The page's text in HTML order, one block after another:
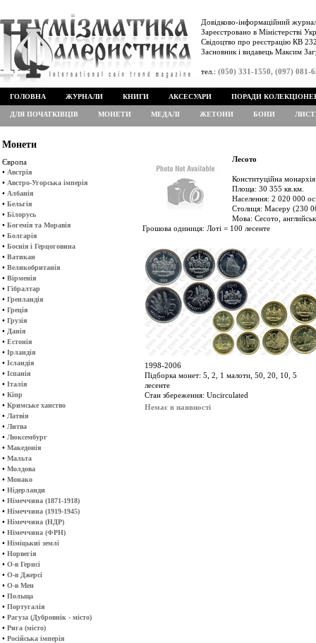
Довідково-інформаційний
Зареєстровано в Міністерстві
Свідоцтво про реєстрацію КВ
Засновник і видавець Максим
тел.: (050) 331-1550, (097) 081-
ГОЛОВНА ЖУРНАЛИ КНИГИ АКСЕСУАРИ ПОРАДИ
ДЛЯ ПОЧАТКІВЦІВ МОНЕТИ МЕДАЛІ ЖЕТОНИ БОНИ
Монети
Європа
• Австрія
• Австро-Угорська імперія
• Албанія
• Бельгія
• Білорусь
• Богемія та Моравія
• Болгарія
• Боснія і Герцоговина
• Ватикан
• Великобританія
• Вірменія
• Гібралтар
• Гренландія
• Греція
• Грузія
• Данія
• Естонія
• Ірландія
• Ісландія
• Іспанія
• Італія
• Кіпр
• Кримське ханство
• Латвія
• Литва
• Люксембург
• Македонія
• Мальта
• Молдова
• Монако
• Нідерланди
• Німеччина (1871-1918)
• Німеччина (1919-1945)
• Німеччина (НДР)
• Німеччина (ФРН)
• Німіцькиі землі
• Норвегія
• О-в Гернсі
• О-в Джерсі
• О-в Мен
• Польща
• Португалія
• Рагуза (Дубровнік - місто)
• Рига (місто)
• Російська імперія
Лесото
Конституційна монархія
Площа: 30 355 кв.км.
Населення: 2 020 000
Столиця: Масеру (230
Мова: Сесото,
Грошова одиниця: Лоті = 100 лесенте
1998-2006
Підборка монет: 5, 2, 1 малоти, 50, 20, 10, 5
лесенте
Стан збереження: Uncirculated
Немає в наявності